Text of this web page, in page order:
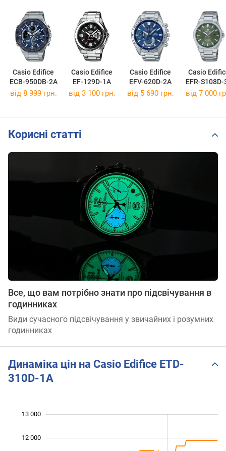
Casio Edifice
ECB-950DB-2A
Casio Edifice
EF-129D-1A
Casio Edifice
EFV-620D-2A
Casio
EFR-S108D-
від 8 999 грн. від 3 100 грн. від 5 690 грн. від 7 000
Корисні статті
Все, що вам потрібно знати про підсвічування в
годинниках
Види сучасного підсвічування у звичайних і розумних
годинниках
Динаміка цін на Casio Edifice ETD-
310D-1A
13 000
12 000